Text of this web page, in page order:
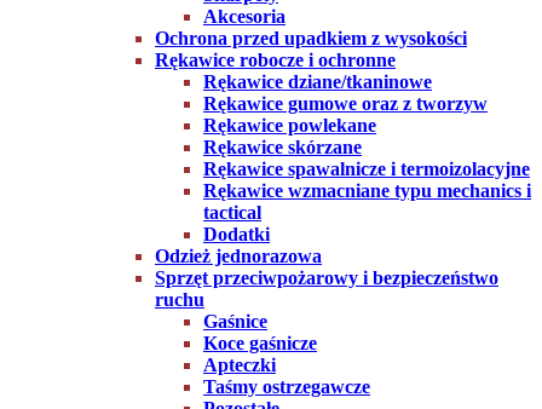
Akcesoria
Ochrona przed upadkiem z wysokości
Rękawice robocze i ochronne
Rękawice dziane/tkaninowe
Rękawice gumowe oraz z tworzyw
Rękawice powlekane
Rękawice skórzane
Rękawice spawalnicze i termoizolacyjne
Rękawice wzmacniane typu mechanics i
tactical
Dodatki
Odzież jednorazowa
Sprzęt przeciwpożarowy i bezpieczeństwo
ruchu
Gaśnice
Koce gaśnicze
Apteczki
Taśmy ostrzegawcze